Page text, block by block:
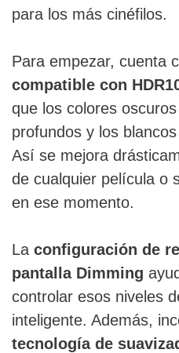
para los más cinéfilos.
Para empezar, cuenta
compatible con
que los colores
profundos y los
Así se mejora
de cualquier película o
en ese momento.
La configuración de
pantalla Dimming
controlar esos niveles
inteligente. Además,
tecnología de